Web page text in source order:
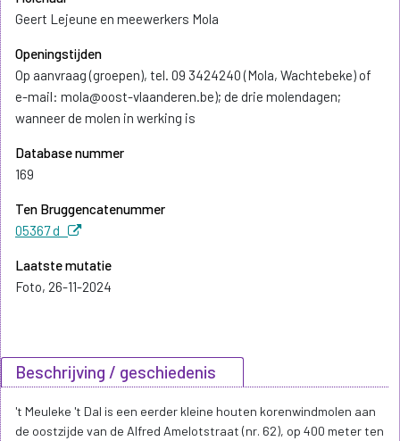
Geert Lejeune en meewerkers Mola
Openingstijden
Op aanvraag (groepen), tel. 09 3424240 (Mola, Wachtebeke) of
e-mail: mola@oost-vlaanderen.be); de drie molendagen;
wanneer de molen in werking is
Database nummer
169
Ten Bruggencatenummer
05367 d
Laatste mutatie
Foto, 26-11-2024
Beschrijving / geschiedenis
't Meuleke 't Dal is een eerder kleine houten korenwindmolen aan
de oostzijde van de Alfred Amelotstraat (nr. 62), op 400 meter ten